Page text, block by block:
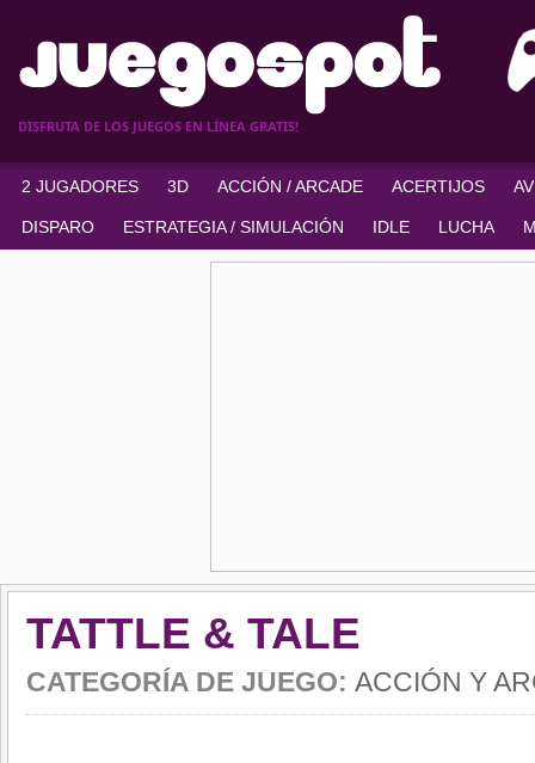
DISFRUTA DE LOS JUEGOS EN LÍNEA GRATIS!
2 JUGADORES 3D ACCIÓN / ARCADE ACERTIJOS
DISPARO ESTRATEGIA / SIMULACIÓN IDLE LUCHA
TATTLE & TALE
CATEGORÍA DE JUEGO: ACCIÓN Y